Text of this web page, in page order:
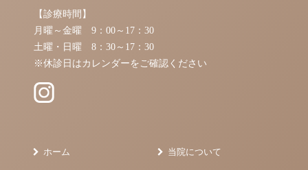
【診療時間】
月曜～金曜 9：00～17：30
土曜・日曜 8：30～17：30
※休診日はカレンダーをご確認ください
ホーム 当院について